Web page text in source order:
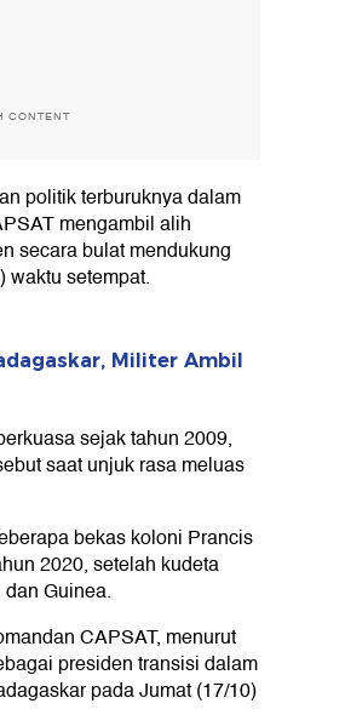
CONTENT
politik terburuknya dalam
mengambil alih
secara bulat mendukung
setempat.
Militer Ambil
sejak tahun 2009,
saat unjuk rasa meluas
bekas koloni Prancis
2020, setelah kudeta
Guinea.
CAPSAT, menurut
presiden transisi dalam
pada Jumat (17/10)